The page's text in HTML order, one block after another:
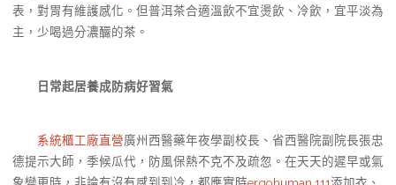
表，對胃有維護感化。但普洱茶合適溫飲不宜燙飲、冷飲，宜平淡為
主，少喝過分濃釅的茶。
日常起居養成防病好習氣
系統櫃工廠直營廣州西醫藥年夜學副校長、省西醫院副院長張忠
德提示大師，季候瓜代，防風保熱不克不及疏忽。在天天的遲早或氣